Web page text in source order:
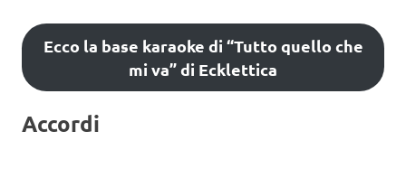
Ecco la base karaoke di “Tutto quello che
mi va” di Ecklettica
Accordi